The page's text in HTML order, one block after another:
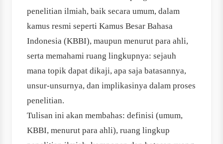
penelitian ilmiah, baik secara umum, dalam
kamus resmi seperti Kamus Besar Bahasa
Indonesia (KBBI), maupun menurut para ahli,
serta memahami ruang lingkupnya: sejauh
mana topik dapat dikaji, apa saja batasannya,
unsur-unsurnya, dan implikasinya dalam proses
penelitian.
Tulisan ini akan membahas: definisi (umum,
KBBI, menurut para ahli), ruang lingkup